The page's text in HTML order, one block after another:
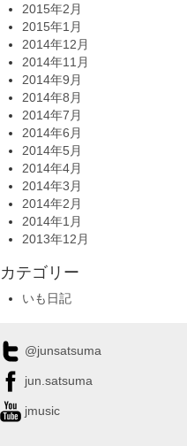
2015年2月
2015年1月
2014年12月
2014年11月
2014年9月
2014年8月
2014年7月
2014年6月
2014年5月
2014年4月
2014年3月
2014年2月
2014年1月
2013年12月
カテゴリー
いも日記
@junsatsuma
jun.satsuma
jmusic